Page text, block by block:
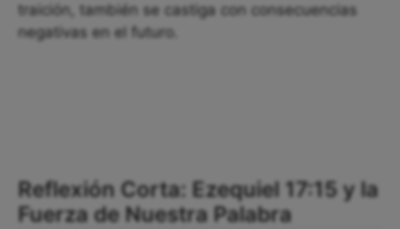
traición, también se castiga con consecuencias
negativas en el futuro.
Reflexión Corta: Ezequiel 17:15 y la
Fuerza de Nuestra Palabra